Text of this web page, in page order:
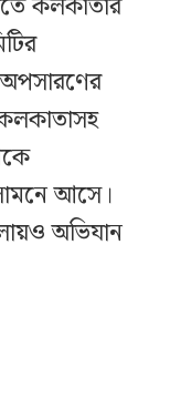
আসে।
অভিযান